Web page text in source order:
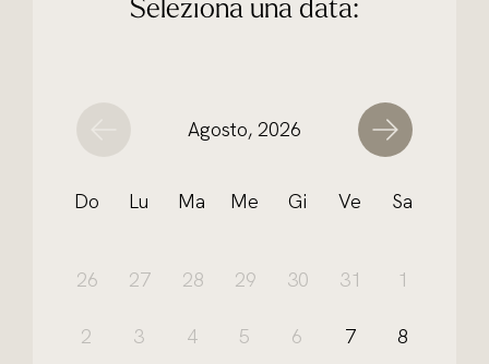
Seleziona una data:
Agosto, 2026
Do Lu Ma Me Gi Ve Sa
26 27 28 29 30 31 1
2 3 4 5 6 7 8